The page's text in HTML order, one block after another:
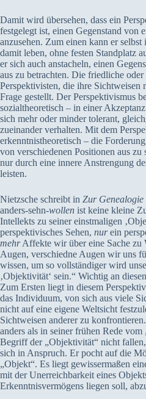
Damit wird übersehen, dass ein
festgelegt ist, einen Gegenstand von
anzusehen. Zum einen kann er
damit leben, ohne festen Standplatz
er sich auch anstacheln, einen
aus zu betrachten. Die friedliche
Perspektivisten, die ihre Sichtweisen
Frage gestellt. Der Perspektivismus
sozialtheoretisch – in einer
sich mehr oder minder tolerant,
zueinander verhalten. Mit dem
erkenntnistheoretisch – die
von verschiedenen Positionen aus
nur durch eine innere Anstrengung
leisten.
Nietzsche schreibt in Zur
anders-sehn-wollen ist keine kleine
Intellekts zu seiner einstmaligen
perspektivisches Sehen, nurein
mehrAffekte wir über eine Sache zu
Augen, verschiedne Augen wir uns
wissen, um so vollständiger wird
‚Objektivität‘ sein.“ Wichtig an
Zum Ersten liegt in diesem
das Individuum, von sich aus viele
nicht auf eine eigene Weltsicht
Sichtweisen anderer zu
anders als in seiner frühen Rede
Begriff der „Objektivität“ nicht
sich in Anspruch. Er pocht auf die
„Objekt“. Es liegt gewissermaßen
mit der Unerreichbarkeit eines
Erkenntnisvermögens liegen soll,